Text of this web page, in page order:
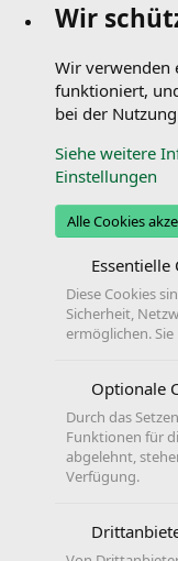
Wir
Wir verwenden
funktioniert,
bei der
Siehe weitere
Einstellungen
Alle Cookies
Essentielle
Diese Cookies
Sicherheit,
ermöglichen.
Optionale
Durch das
Funktionen für
abgelehnt,
Verfügung.